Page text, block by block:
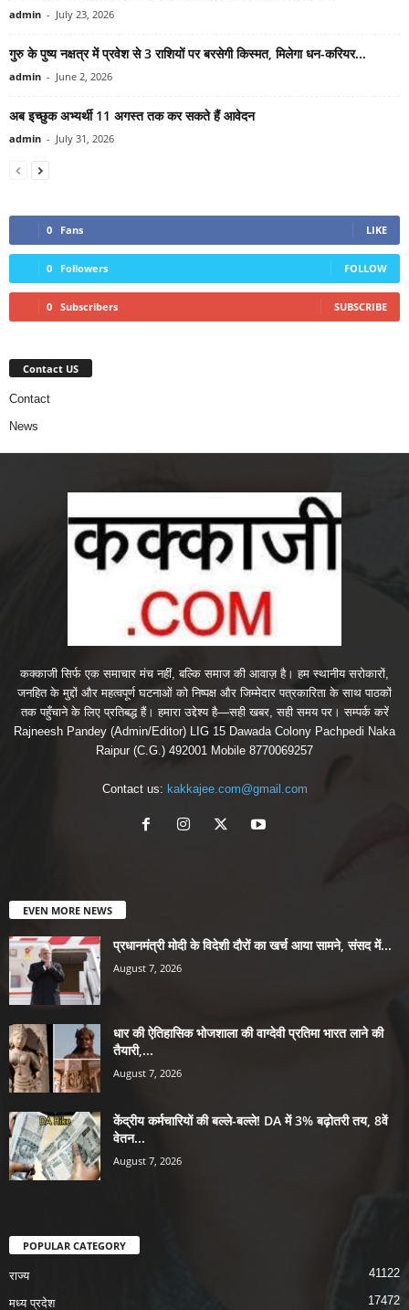
admin - July 23, 2026
गुरु के पुष्य नक्षत्र में प्रवेश से 3 राशियों पर बरसेगी किस्मत, मिलेगा धन-करियर...
admin - June 2, 2026
अब इच्छुक अभ्यर्थी 11 अगस्त तक कर सकते हैं आवेदन
admin - July 31, 2026
0 Fans LIKE
0 Followers FOLLOW
0 Subscribers SUBSCRIBE
Contact US
Contact
News
कक्काजी सिर्फ एक समाचार मंच नहीं, बल्कि समाज की आवाज़ है। हम स्थानीय सरोकारों,
जनहित के मुद्दों और महत्वपूर्ण घटनाओं को निष्पक्ष और जिम्मेदार पत्रकारिता के साथ पाठकों
तक पहुँचाने के लिए प्रतिबद्ध हैं। हमारा उद्देश्य है—सही खबर, सही समय पर। सम्पर्क करें
Rajneesh Pandey (Admin/Editor) LIG 15 Dawada Colony Pachpedi Naka
Raipur (C.G.) 492001 Mobile 8770069257
Contact us: kakkajee.com@gmail.com
EVEN MORE NEWS
प्रधानमंत्री मोदी के विदेशी दौरों का खर्च आया सामने, संसद में...
August 7, 2026
धार की ऐतिहासिक भोजशाला की वाग्देवी प्रतिमा भारत लाने की
तैयारी,...
August 7, 2026
केंद्रीय कर्मचारियों की बल्ले-बल्ले! DA में 3% बढ़ोतरी तय, 8वें
वेतन...
August 7, 2026
POPULAR CATEGORY
राज्य 41122
मध्य प्रदेश 17472